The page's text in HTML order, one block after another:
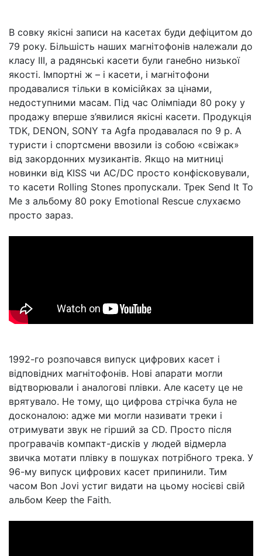
В совку якісні записи на касетах буди дефіцитом до
79 року. Більшість наших магнітофонів належали до
класу III, а радянські касети були ганебно низької
якості. Імпортні ж – і касети, і магнітофони
продавалися тільки в комісійках за цінами,
недоступними масам. Під час Олімпіади 80 року у
продажу вперше з’явилися якісні касети. Продукція
TDK, DENON, SONY та Agfa продавалася по 9 р. А
туристи і спортсмени ввозили із собою «свіжак»
від закордонних музикантів. Якщо на митниці
новинки від KISS чи AC/DC просто конфісковували,
то касети Rolling Stones пропускали. Трек Send It To
Me з альбому 80 року Emotional Rescue слухаємо
просто зараз.
1992-го розпочався випуск цифрових касет і
відповідних магнітофонів. Нові апарати могли
відтворювали і аналогові плівки. Але касету це не
врятувало. Не тому, що цифрова стрічка була не
досконалою: адже ми могли називати треки і
отримувати звук не гірший за CD. Просто після
програвачів компакт-дисків у людей відмерла
звичка мотати плівку в пошуках потрібного трека. У
96-му випуск цифрових касет припинили. Тим
часом Bon Jovi устиг видати на цьому носієві свій
альбом Keep the Faith.